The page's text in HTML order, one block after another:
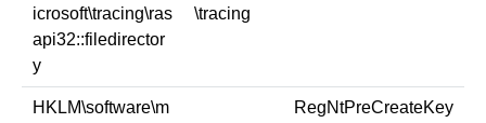
icrosoft\tracing\ras
api32::filedirector
y
\tracing
HKLM\software\m
RegNtPreCreateKey